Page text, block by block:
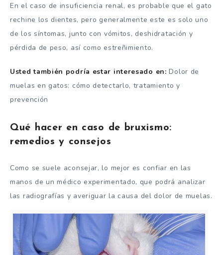
En el caso de insuficiencia renal, es probable que el gato
rechine los dientes, pero generalmente este es solo uno
de los síntomas, junto con vómitos, deshidratación y
pérdida de peso, así como estreñimiento.
Usted también podría estar interesado en: Dolor de
muelas en gatos: cómo detectarlo, tratamiento y
prevención
Qué hacer en caso de bruxismo:
remedios y consejos
Como se suele aconsejar, lo mejor es confiar en las
manos de un médico experimentado, que podrá analizar
las radiografías y averiguar la causa del dolor de muelas.